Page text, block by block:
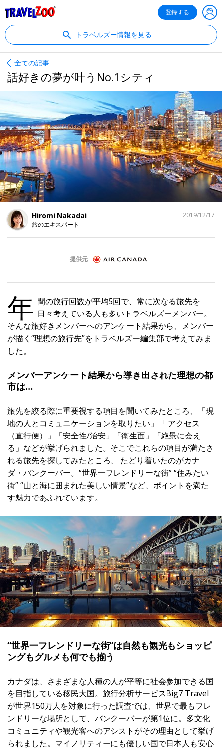
登録する
トラベルズー情報を見る
全ての記事
話好きの夢が叶うNo.1シティ
Hiromi Nakadai
旅のエキスパート
2019/12/17
シ
ェ
す
1
年 間の旅行回数が平均5回で、常に次なる旅先を
日々考えている人も多いトラベルズーメンバー。
そんな旅好きメンバーへのアンケート結果から、メンバー
が描く“理想の旅行先”をトラベルズー編集部で考えてみま
した。
メンバーアンケート結果から導き出された理想の都
市は…
旅先を絞る際に重要視する項目を聞いてみたところ、「現
地の人とコミュニケーションを取りたい」「 アクセス
（直行便）」「安全性/治安」「衛生面」「絶景に会え
る」などが挙げられました。そこでこれらの項目が満たさ
れる旅先を探してみたところ、 たどり着いたのがカナ
ダ・バンクーバー。“世界一フレンドリーな街” “住みたい
街” “山と海に囲まれた美しい情景”など、ポイントを満た
す魅力であふれています。
“世界一フレンドリーな街”は自然も観光もショッピ
ングもグルメも何でも揃う
カナダは、さまざまな人種の人が平等に社会参加できる国
を目指している移民大国。旅行分析サービスBig7 Travel
が世界150万人を対象に行った調査では、世界で最もフレ
ンドリーな場所として、バンクーバーが第1位に。多文化
コミュニティや観光客へのアシストがその理由として挙げ
られました。マイノリティーにも優しい国で日本人も安心
提供元